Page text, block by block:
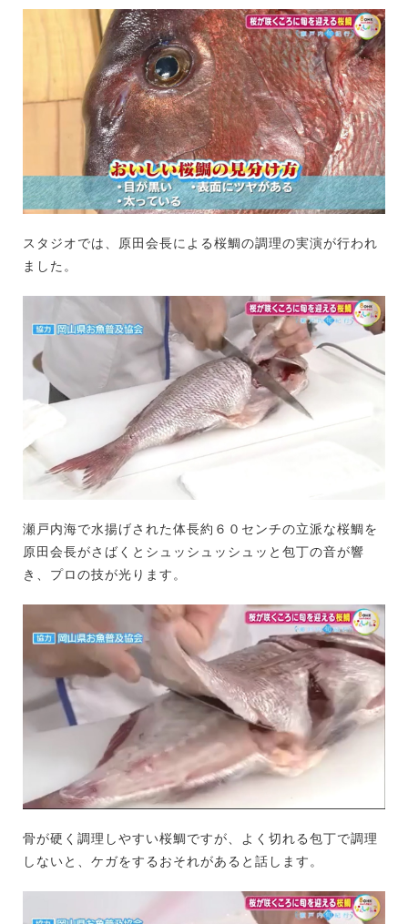
スタジオでは、原田会長による桜鯛の調理の実演が行われ
ました。
瀬戸内海で水揚げされた体長約６０センチの立派な桜鯛を
原田会長がさばくとシュッシュッシュッと包丁の音が響
き、プロの技が光ります。
骨が硬く調理しやすい桜鯛ですが、よく切れる包丁で調理
しないと、ケガをするおそれがあると話します。